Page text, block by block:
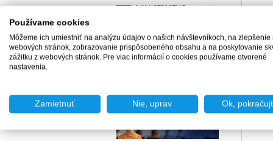
Používame cookies
Môžeme ich umiestniť na analýzu údajov o našich návštevníkoch, na zlepšenie
webových stránok, zobrazovanie prispôsobeného obsahu a na poskytovanie
zážitku z webových stránok. Pre viac informácií o cookies používame otvorené
nastavenia.
Zamietnuť Nie, uprav Ok,